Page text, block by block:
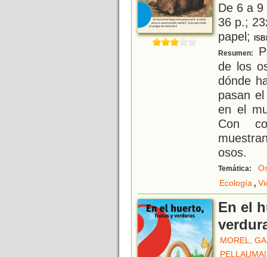
De 6 a
36 p.;
papel;
Resumen:
de los
dónde
pasan
en el
Con
osos.
Temática:
Ecología,
En el
MOREL,